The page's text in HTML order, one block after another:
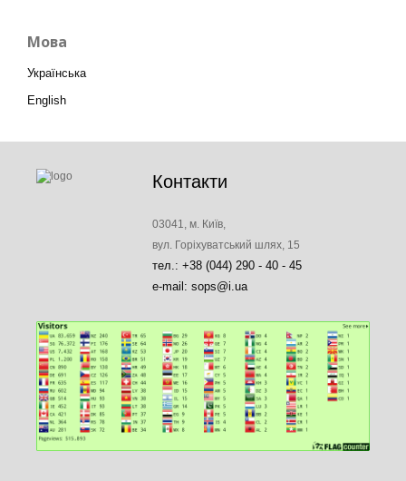
Мова
Українська
English
Контакти
03041, м. Київ,
вул. Горіхуватський шлях, 15
тел.: +38 (044) 290 - 40 - 45
e-mail: sops@i.ua